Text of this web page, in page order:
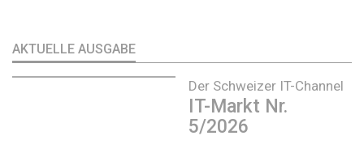
AKTUELLE AUSGABE
Der Schweizer IT-Channel
IT-Markt Nr.
5/2026